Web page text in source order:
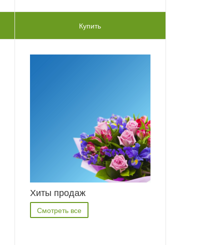
Купить
Хиты продаж
Смотреть все